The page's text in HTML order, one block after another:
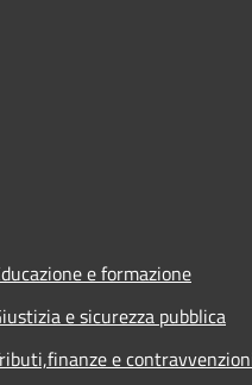
e formazione
e sicurezza pubblica
e